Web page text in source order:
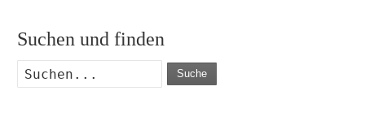
Suchen und finden
Suche